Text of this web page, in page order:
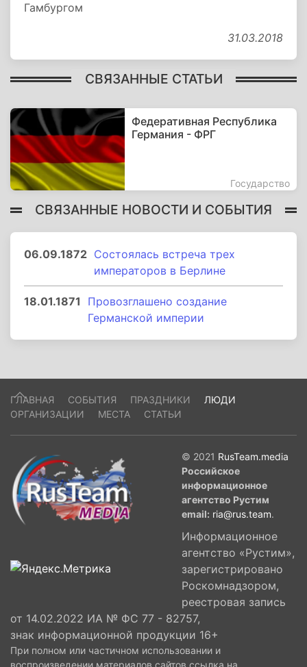
Гамбургом
31.03.2018
СВЯЗАННЫЕ СТАТЬИ
Федеративная Республика
Германия - ФРГ
Государство
СВЯЗАННЫЕ НОВОСТИ И СОБЫТИЯ
06.09.1872 Состоялась встреча трех
императоров в Берлине
18.01.1871
Провозглашено создание
Германской империи
ГЛАВНАЯ СОБЫТИЯ ПРАЗДНИКИ
ЛЮДИ
ОРГАНИЗАЦИИ
МЕСТА СТАТЬИ
© 2021 RusTeam.media
Российское
информационное
агентство Рустим
email: ria@rus.team.
Информационное
агентство «Рустим»,
зарегистрировано
Роскомнадзором,
реестровая запись
от 14.02.2022 ИА № ФС 77 - 82757,
знак информационной продукции 16+
При полном или частичном использовании и
воспроизведении материалов сайтов ссылка на